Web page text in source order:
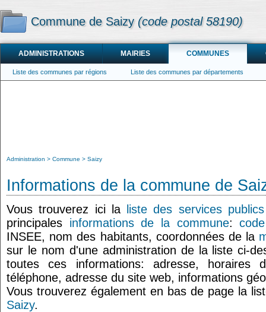
Commune de Saizy (code postal 58190)
ADMINISTRATIONS MAIRIES COMMUNES
Liste des communes par régions Liste des communes par départements
Administration Commune Saizy
Informations de la commune de
Vous trouverez ici la
liste des services
principales informations de la commune:
INSEE, nom des habitants, coordonnées de la
sur le nom d'une administration de la liste ci-
toutes ces informations: adresse, horaires
téléphone, adresse du site web, informations
Vous trouverez également en bas de page la
Saizy.